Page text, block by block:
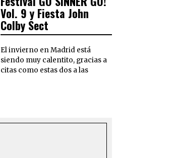
Vol. 9 y Fiesta John
Colby Sect
El invierno en Madrid está
siendo muy calentito, gracias a
citas como estas dos a las